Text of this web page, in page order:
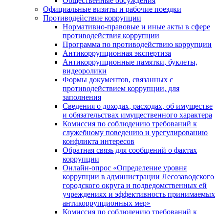
Официальные визиты и рабочие поездки
Противодействие коррупции
Нормативно-правовые и иные акты в сфере
противодействия коррупции
Программа по противодействию коррупции
Антикоррупционная экспертиза
Антикоррупционные памятки, буклеты,
видеоролики
Формы документов, связанных с
противодействием коррупции, для
заполнения
Сведения о доходах, расходах, об имуществе
и обязательствах имущественного характера
Комиссия по соблюдению требований к
служебному поведению и урегулированию
конфликта интересов
Обратная связь для сообщений о фактах
коррупции
Онлайн-опрос «Определение уровня
коррупции в администрации Лесозаводского
городского округа и подведомственных ей
учреждениях и эффективность принимаемых
антикоррупционных мер»
Комиссия по соблюдению требований к